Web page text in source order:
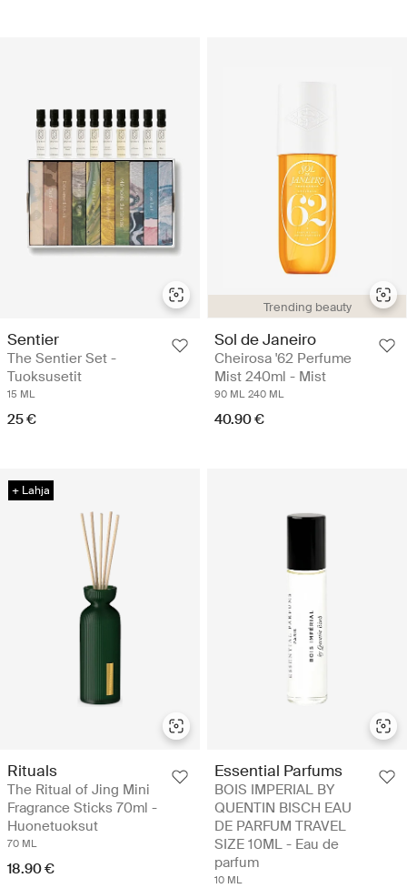
Sentier
The Sentier Set -
Tuoksusetit
15 ML
25 €
Trending beauty
Sol de Janeiro
Cheirosa '62 Perfume
Mist 240ml - Mist
90 ML 240 ML
40.90 €
+ Lahja
Rituals
The Ritual of Jing Mini
Fragrance Sticks 70ml -
Huonetuoksut
70 ML
18.90 €
Essential Parfums
BOIS IMPERIAL BY
QUENTIN BISCH EAU
DE PARFUM TRAVEL
SIZE 10ML - Eau de
parfum
10 ML